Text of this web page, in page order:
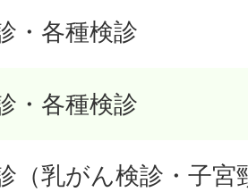
・各種検診
・各種検診
（乳がん検診・子宮